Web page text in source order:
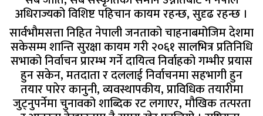
अधिराज्यको विशिष्ट पहिचान कायम रहन्छ, सुदृढ रहन्छ ।
सार्वभौमसत्ता निहित नेपाली जनताको चाहनाबमोजिम देशमा
सकेसम्म शान्ति सुरक्षा कायम गरी २०६१ सालभित्र प्रतिनिधि
सभाको निर्वाचन प्रारम्भ गर्ने दायित्व निर्वाहको गम्भीर प्रयास
हुन सकेन, मतदाता र दललाई निर्वाचनमा सहभागी हुन
तयार पारेर कानुनी, व्यवस्थापकीय, प्राविधिक तयारीमा
जुट्नुपर्नेमा चुनावको शाब्दिक रट लगाएर, मौखिक तत्परता